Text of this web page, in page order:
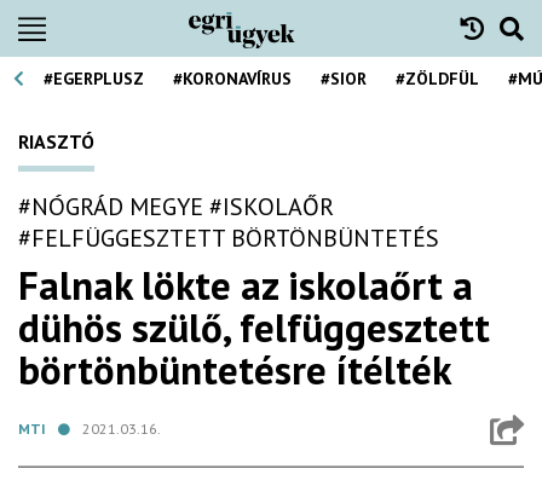
#EGERPLUSZ #KORONAVÍRUS #SIOR #ZÖLDFÜL
RIASZTÓ
#NÓGRÁD MEGYE #ISKOLAŐR
#FELFÜGGESZTETT BÖRTÖNBÜNTETÉS
Falnak lökte az iskolaőrt a
dühös szülő, felfüggesztett
börtönbüntetésre ítélték
MTI 2021.03.16.